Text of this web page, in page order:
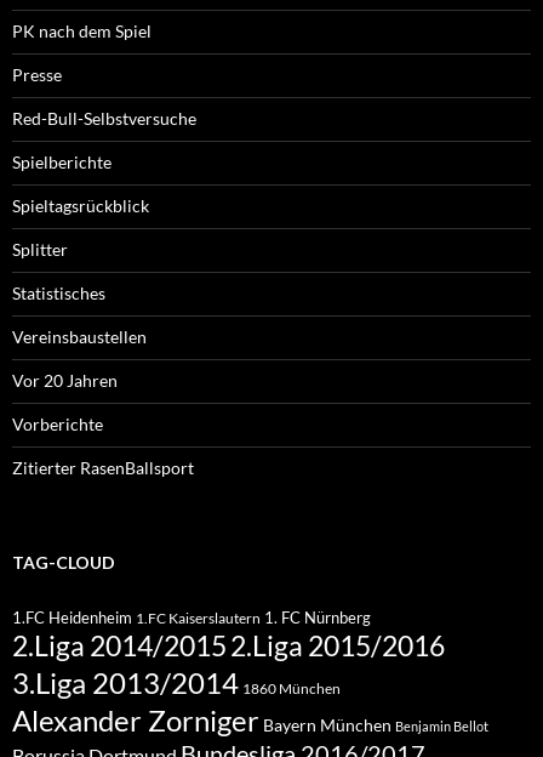
PK nach dem Spiel
Presse
Red-Bull-Selbstversuche
Spielberichte
Spieltagsrückblick
Splitter
Statistisches
Vereinsbaustellen
Vor 20 Jahren
Vorberichte
Zitierter RasenBallsport
TAG-CLOUD
1.FC Heidenheim 1.FC Kaiserslautern 1. FC Nürnberg
2.Liga 2014/20152.Liga 2015/2016
3.Liga 2013/2014 1860 München
Alexander Zorniger Bayern München Benjamin Bellot